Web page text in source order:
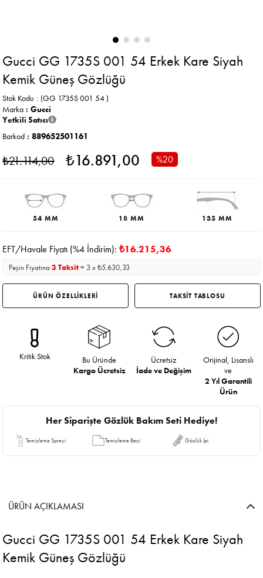
Gucci GG 1735S 001 54 Erkek Kare Siyah
Kemik Güneş Gözlüğü
(GG 1735S 001 54 )
Stok Kodu
Marka : Gucci
Yetkili Satıcı
Barkod : 889652501161
₺21.114,00 ₺16.891,00 %20
54 MM 18 MM 135 MM
EFT/Havale Fiyatı (%4 İndirim):₺16.215,36
Peşin Fiyatına3 Taksit= 3 x ₺5.630,33
ÜRÜN ÖZELLİKLERİ TAKSİT TABLOSU
Kritik Stok
Bu Üründe
Kargo Ücretsiz
Ücretsiz
İade ve Değişim
Orijinal, Lisanslı
ve
2 Yıl Garantili
Ürün
Her Siparişte Gözlük Bakım Seti Hediye!
Temizleme Spreyi Temizleme Bezi Gözlük İpi
ÜRÜN AÇIKLAMASI
Gucci GG 1735S 001 54 Erkek Kare Siyah
Kemik Güneş Gözlüğü